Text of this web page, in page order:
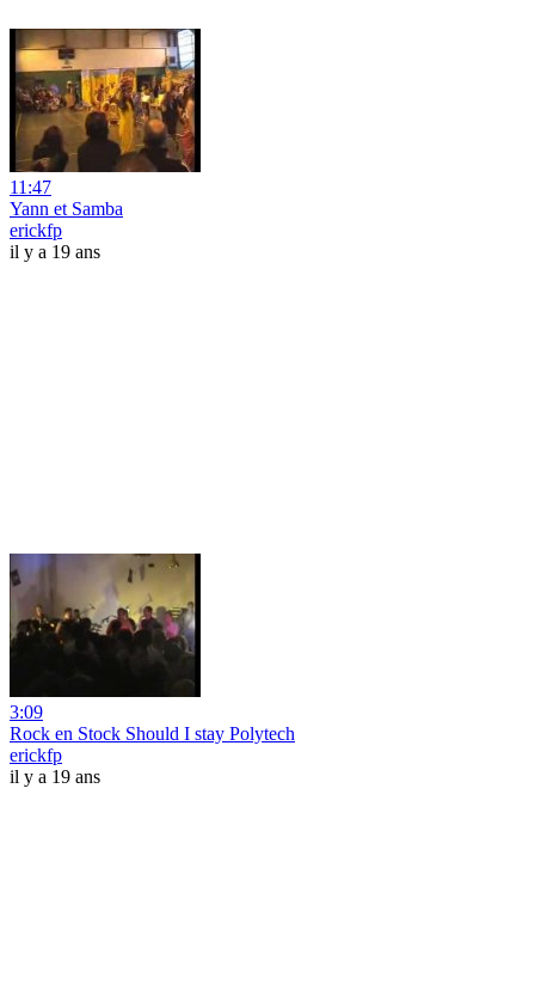
11:47
Yann et Samba
erickfp
il y a 19 ans
3:09
Rock en Stock Should I stay Polytech
erickfp
il y a 19 ans